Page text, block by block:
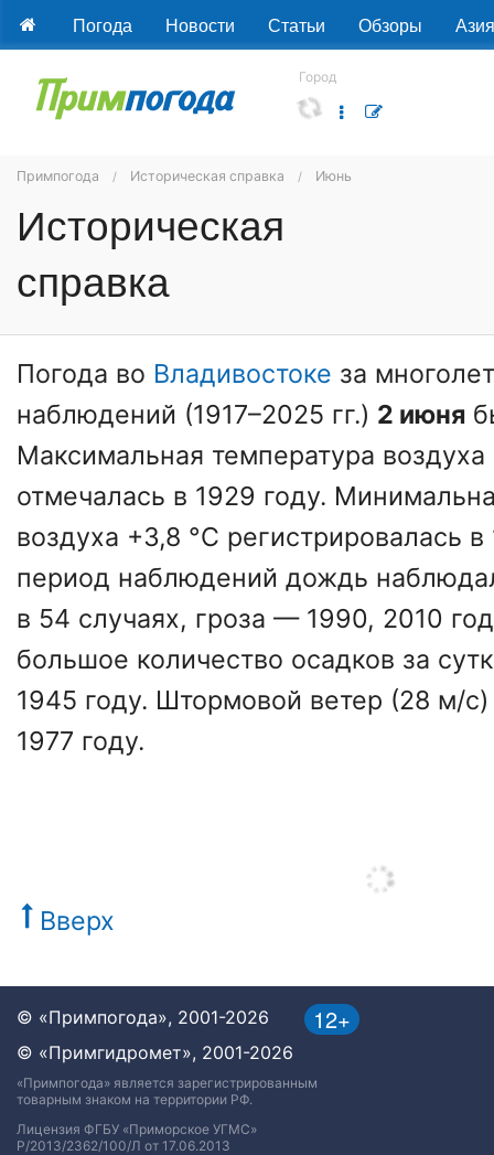
Погода Новости Статьи Обзоры Азия
Город
Примпогода Историческая справка Июнь
Историческая
справка
Погода во Владивостоке за
наблюдений (1917–2025 гг.) 2 июня
Максимальная температура
отмечалась в 1929 году.
воздуха +3,8 °С регистрировалась
период наблюдений дождь
в 54 случаях, гроза — 1990, 2010
большое количество осадков за
1945 году. Штормовой ветер (28 м/
1977 году.
Вверх
12+
© «Примпогода», 2001-2026
© «Примгидромет», 2001-2026
«Примпогода» является зарегистрированным
товарным знаком на территории РФ.
Лицензия ФГБУ «Приморское УГМС»
Р/2013/2362/100/Л от 17.06.2013